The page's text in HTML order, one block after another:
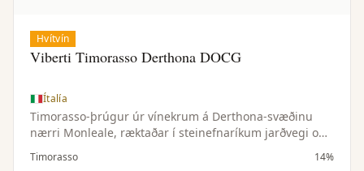
Hvítvín
Viberti Timorasso Derthona DOCG
Ítalía
Timorasso-þrúgur úr vínekrum á Derthona-svæðinu
nærri Monleale, ræktaðar í steinefnaríkum jarðvegi og
hæðóttu örloftslagi. Lítil uppskera gefur þéttan og
vandaðan ávöxt.
Timorasso 14%